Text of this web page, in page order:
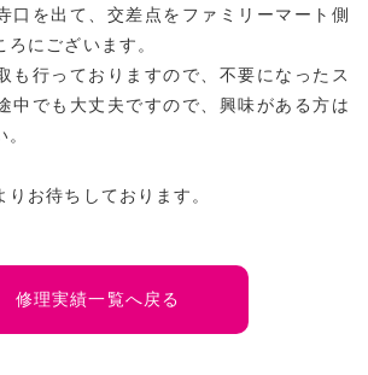
口を出て、交差点をファミリーマート側
にございます。
も行っておりますので、不要になったス
中でも大丈夫ですので、興味がある方は
お待ちしております。
修理実績一覧へ戻る